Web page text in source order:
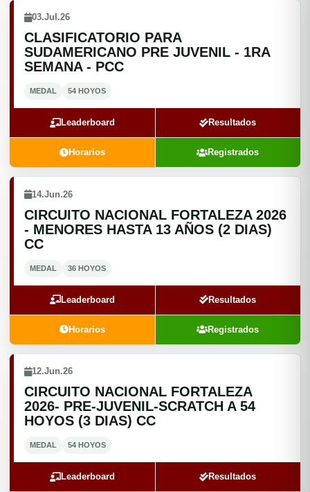
03.Jul.26
CLASIFICATORIO PARA
SUDAMERICANO PRE JUVENIL - 1RA
SEMANA - PCC
MEDAL 54 HOYOS
Leaderboard Resultados
Horarios Registrados
14.Jun.26
CIRCUITO NACIONAL FORTALEZA 2026
- MENORES HASTA 13 AÑOS (2 DIAS)
CC
MEDAL 36 HOYOS
Leaderboard Resultados
Horarios Registrados
12.Jun.26
CIRCUITO NACIONAL FORTALEZA
2026- PRE-JUVENIL-SCRATCH A 54
HOYOS (3 DIAS) CC
MEDAL 54 HOYOS
Leaderboard Resultados